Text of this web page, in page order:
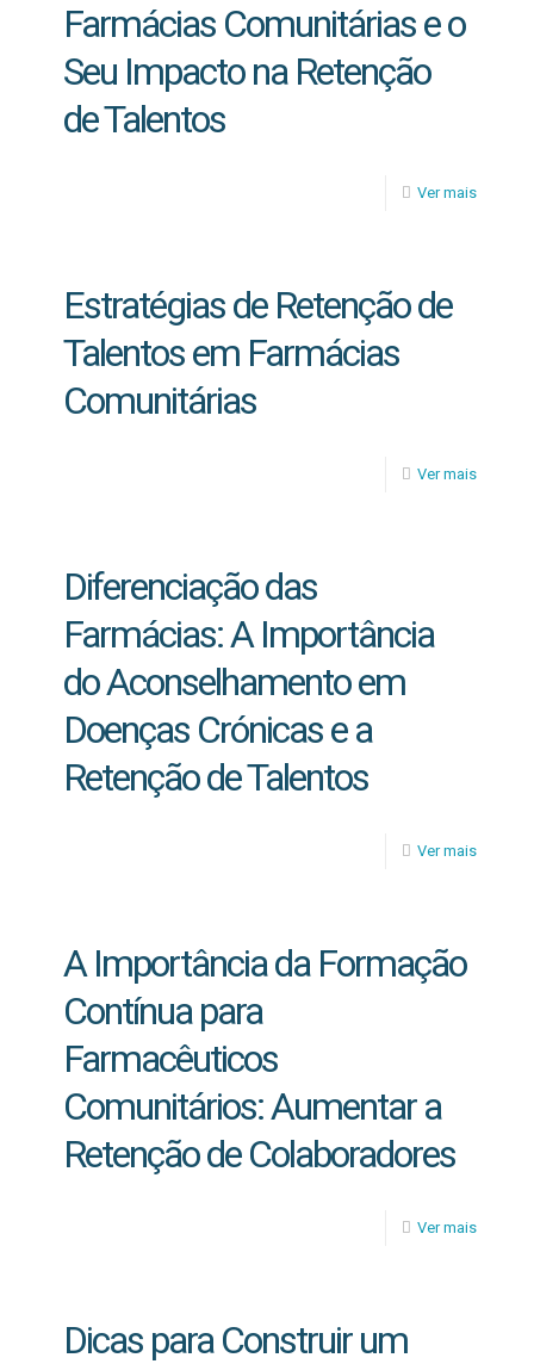
Farmácias Comunitárias e o
Seu Impacto na Retenção
de Talentos
Ver mais
Estratégias de Retenção de
Talentos em Farmácias
Comunitárias
Ver mais
Diferenciação das
Farmácias: A Importância
do Aconselhamento em
Doenças Crónicas e a
Retenção de Talentos
Ver mais
A Importância da Formação
Contínua para
Farmacêuticos
Comunitários: Aumentar a
Retenção de Colaboradores
Ver mais
Dicas para Construir um